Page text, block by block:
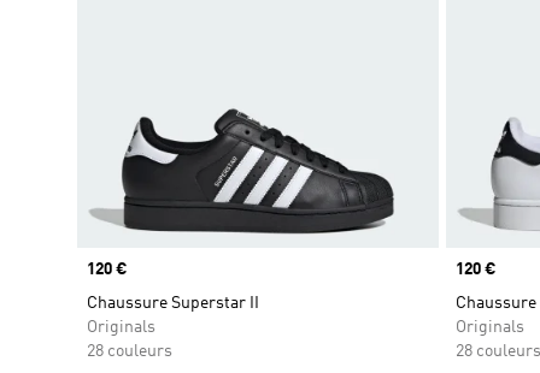
Prix
120 €
Chaussure Superstar II
Originals
28 couleurs
Prix
120 €
Chaussure
Originals
28 couleurs